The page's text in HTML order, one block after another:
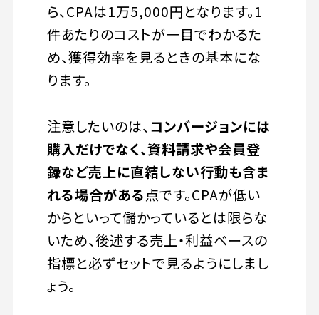
ら、CPAは1万5,000円となります。1
件あたりのコストが一目でわかるた
め、獲得効率を見るときの基本にな
ります。
注意したいのは、コンバージョンには
購入だけでなく、資料請求や会員登
録など売上に直結しない行動も含ま
れる場合がある点です。CPAが低い
からといって儲かっているとは限らな
いため、後述する売上・利益ベースの
指標と必ずセットで見るようにしまし
ょう。